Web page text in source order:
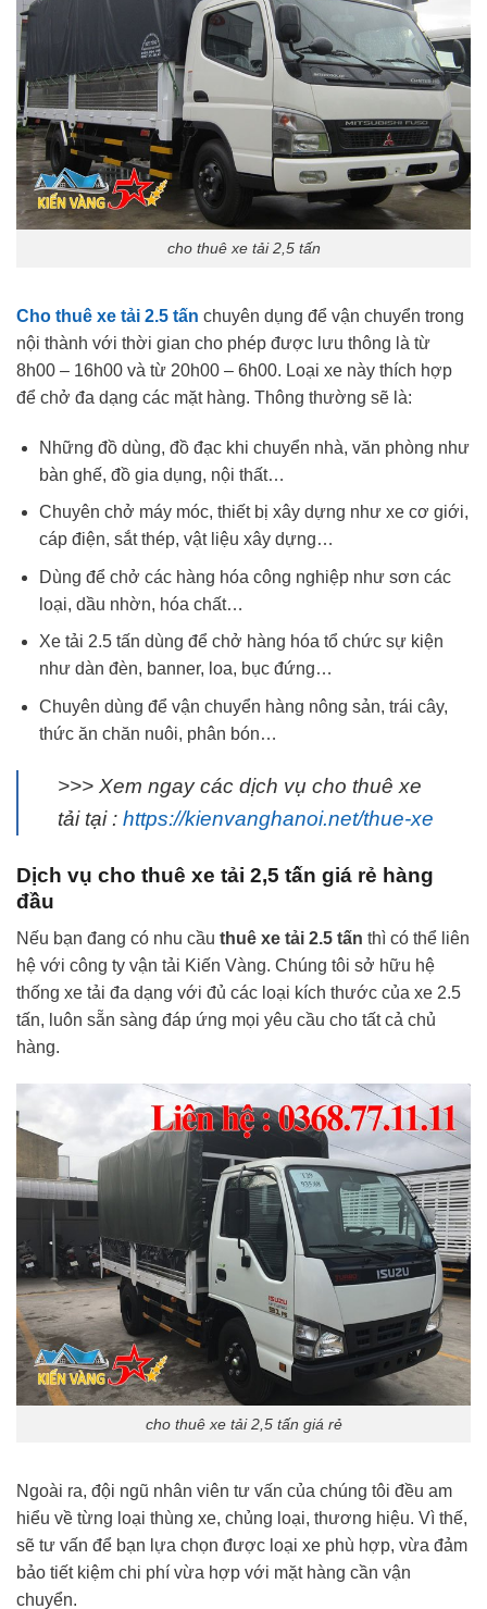
cho thuê xe tải 2,5 tấn
Cho thuê xe tải 2.5 tấn chuyên dụng để vận chuyển trong
nội thành với thời gian cho phép được lưu thông là từ
8h00 – 16h00 và từ 20h00 – 6h00. Loại xe này thích hợp
để chở đa dạng các mặt hàng. Thông thường sẽ là:
Những đồ dùng, đồ đạc khi chuyển nhà, văn phòng như
bàn ghế, đồ gia dụng, nội thất…
Chuyên chở máy móc, thiết bị xây dựng như xe cơ giới,
cáp điện, sắt thép, vật liệu xây dựng…
Dùng để chở các hàng hóa công nghiệp như sơn các
loại, dầu nhờn, hóa chất…
Xe tải 2.5 tấn dùng để chở hàng hóa tổ chức sự kiện
như dàn đèn, banner, loa, bục đứng…
Chuyên dùng để vận chuyển hàng nông sản, trái cây,
thức ăn chăn nuôi, phân bón…
>>> Xem ngay các dịch vụ cho thuê xe
tải tại : https://kienvanghanoi.net/thue-xe
Dịch vụ cho thuê xe tải 2,5 tấn giá rẻ hàng
đầu
Nếu bạn đang có nhu cầu thuê xe tải 2.5 tấn thì có thể liên
hệ với công ty vận tải Kiến Vàng. Chúng tôi sở hữu hệ
thống xe tải đa dạng với đủ các loại kích thước của xe 2.5
tấn, luôn sẵn sàng đáp ứng mọi yêu cầu cho tất cả chủ
hàng.
cho thuê xe tải 2,5 tấn giá rẻ
Ngoài ra, đội ngũ nhân viên tư vấn của chúng tôi đều am
hiểu về từng loại thùng xe, chủng loại, thương hiệu. Vì thế,
sẽ tư vấn để bạn lựa chọn được loại xe phù hợp, vừa đảm
bảo tiết kiệm chi phí vừa hợp với mặt hàng cần vận
chuyển.